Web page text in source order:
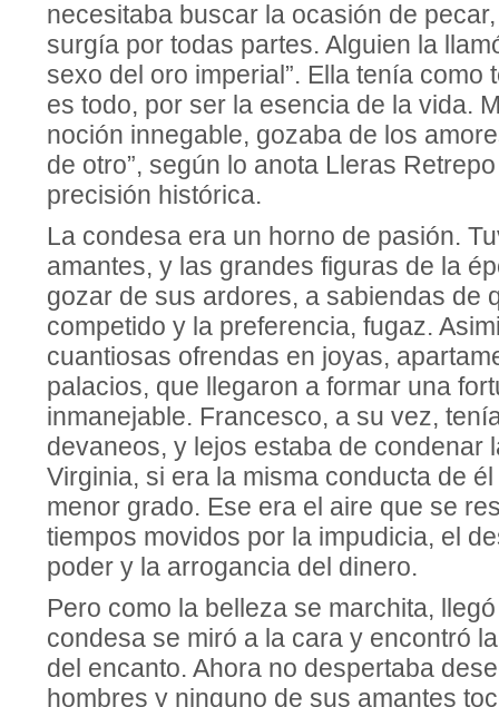
necesitaba buscar la ocasión de
surgía por todas partes. Alguien la
sexo del oro imperial”. Ella tenía como
es todo, por ser la esencia de la vida.
noción innegable, gozaba de los
de otro”, según lo anota Lleras
precisión histórica.
La condesa era un horno de pasión.
amantes, y las grandes figuras de la
gozar de sus ardores, a sabiendas de
competido y la preferencia, fugaz.
cuantiosas ofrendas en joyas,
palacios, que llegaron a formar una
inmanejable. Francesco, a su vez,
devaneos, y lejos estaba de condenar
Virginia, si era la misma conducta de
menor grado. Ese era el aire que se
tiempos movidos por la impudicia, el
poder y la arrogancia del dinero.
Pero como la belleza se marchita,
condesa se miró a la cara y encontró
del encanto. Ahora no despertaba
hombres y ninguno de sus amantes